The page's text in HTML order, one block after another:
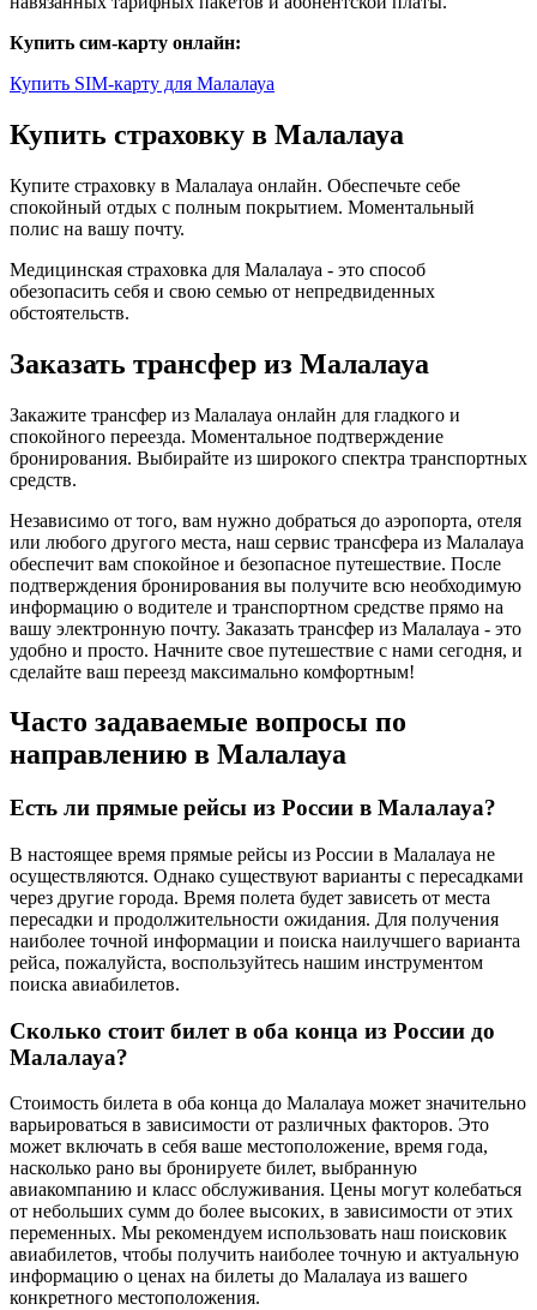
Купить сим-карту онлайн:
Купить SIM-карту для Малалауа
Купить страховку в Малалауа
Купите страховку в Малалауа онлайн. Обеспечьте себе
спокойный отдых с полным покрытием. Моментальный
полис на вашу почту.
Медицинская страховка для Малалауа - это способ
обезопасить себя и свою семью от непредвиденных
обстоятельств.
Заказать трансфер из Малалауа
Закажите трансфер из Малалауа онлайн для гладкого и
спокойного переезда. Моментальное подтверждение
бронирования. Выбирайте из широкого спектра транспортных
средств.
Независимо от того, вам нужно добраться до аэропорта, отеля
или любого другого места, наш сервис трансфера из Малалауа
обеспечит вам спокойное и безопасное путешествие. После
подтверждения бронирования вы получите всю необходимую
информацию о водителе и транспортном средстве прямо на
вашу электронную почту. Заказать трансфер из Малалауа - это
удобно и просто. Начните свое путешествие с нами сегодня, и
сделайте ваш переезд максимально комфортным!
Часто задаваемые вопросы по
направлению в Малалауа
Есть ли прямые рейсы из России в Малалауа?
В настоящее время прямые рейсы из России в Малалауа не
осуществляются. Однако существуют варианты с пересадками
через другие города. Время полета будет зависеть от места
пересадки и продолжительности ожидания. Для получения
наиболее точной информации и поиска наилучшего варианта
рейса, пожалуйста, воспользуйтесь нашим инструментом
поиска авиабилетов.
Сколько стоит билет в оба конца из России до
Малалауа?
Стоимость билета в оба конца до Малалауа может значительно
варьироваться в зависимости от различных факторов. Это
может включать в себя ваше местоположение, время года,
насколько рано вы бронируете билет, выбранную
авиакомпанию и класс обслуживания. Цены могут колебаться
от небольших сумм до более высоких, в зависимости от этих
переменных. Мы рекомендуем использовать наш поисковик
авиабилетов, чтобы получить наиболее точную и актуальную
информацию о ценах на билеты до Малалауа из вашего
конкретного местоположения.